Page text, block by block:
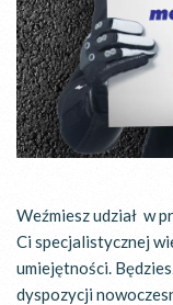
Weźmiesz udział w
Ci specjalistycznej
umiejętności.
dyspozycji